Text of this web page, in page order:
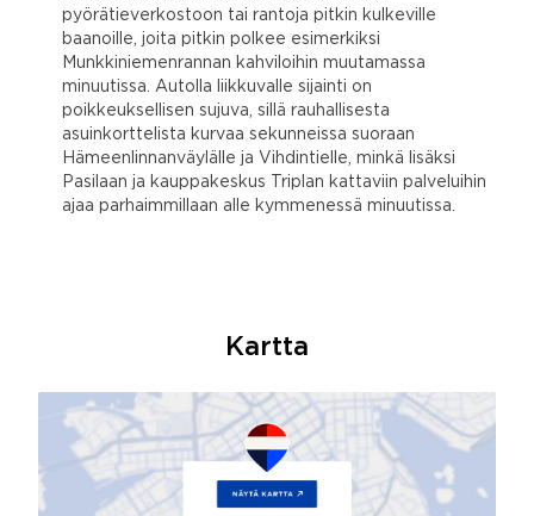
pyörätieverkostoon tai rantoja pitkin kulkeville
baanoille, joita pitkin polkee esimerkiksi
Munkkiniemenrannan kahviloihin muutamassa
minuutissa. Autolla liikkuvalle sijainti on
poikkeuksellisen sujuva, sillä rauhallisesta
asuinkorttelista kurvaa sekunneissa suoraan
Hämeenlinnanväylälle ja Vihdintielle, minkä lisäksi
Pasilaan ja kauppakeskus Triplan kattaviin palveluihin
ajaa parhaimmillaan alle kymmenessä minuutissa.
Kartta